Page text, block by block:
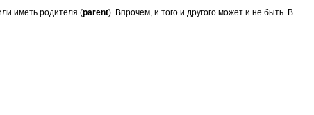
иметь родителя (parent). Впрочем, и того и другого может и не быть. В